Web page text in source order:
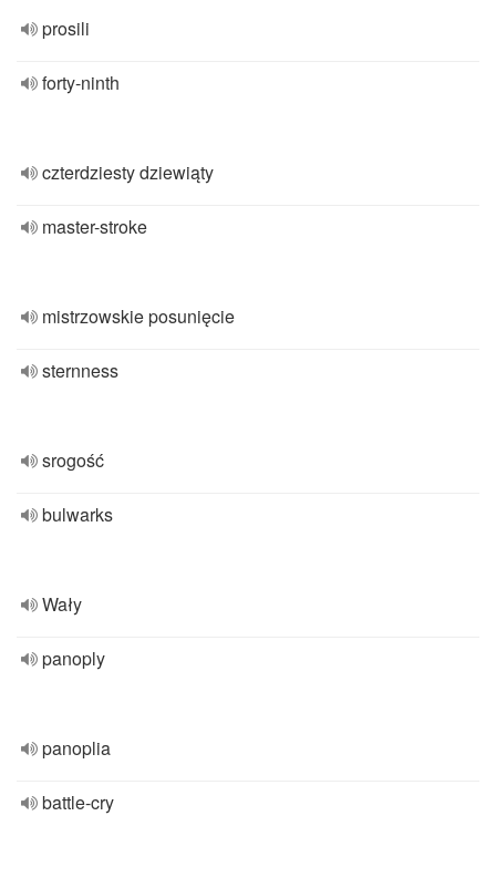
prosili
forty-ninth
czterdziesty dziewiąty
master-stroke
mistrzowskie posunięcie
sternness
srogość
bulwarks
Wały
panoply
panoplia
battle-cry